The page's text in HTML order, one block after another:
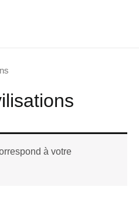
à votre